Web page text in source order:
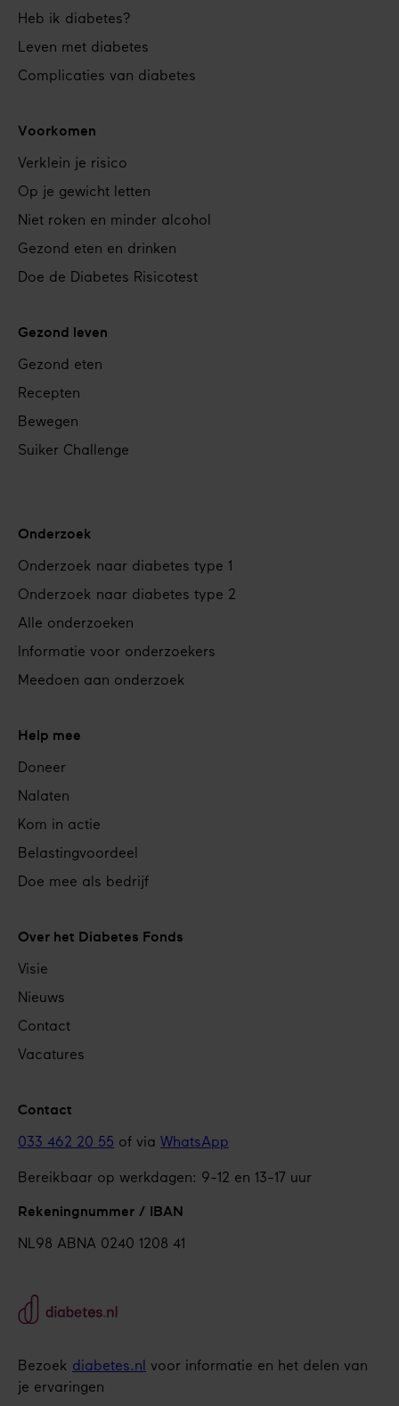
Heb ik diabetes?
Leven met diabetes
Complicaties van diabetes
Voorkomen
Verklein je risico
Op je gewicht letten
Niet roken en minder alcohol
Gezond eten en drinken
Doe de Diabetes Risicotest
Gezond leven
Gezond eten
Recepten
Bewegen
Suiker Challenge
Onderzoek
Onderzoek naar diabetes type 1
Onderzoek naar diabetes type 2
Alle onderzoeken
Informatie voor onderzoekers
Meedoen aan onderzoek
Help mee
Doneer
Nalaten
Kom in actie
Belastingvoordeel
Doe mee als bedrijf
Over het Diabetes Fonds
Visie
Nieuws
Contact
Vacatures
Contact
033 462 20 55 of via WhatsApp
Bereikbaar op werkdagen: 9-12 en 13-17 uur
Rekeningnummer / IBAN
NL98 ABNA 0240 1208 41
Bezoek diabetes.nl
voor informatie en het delen van
je ervaringen